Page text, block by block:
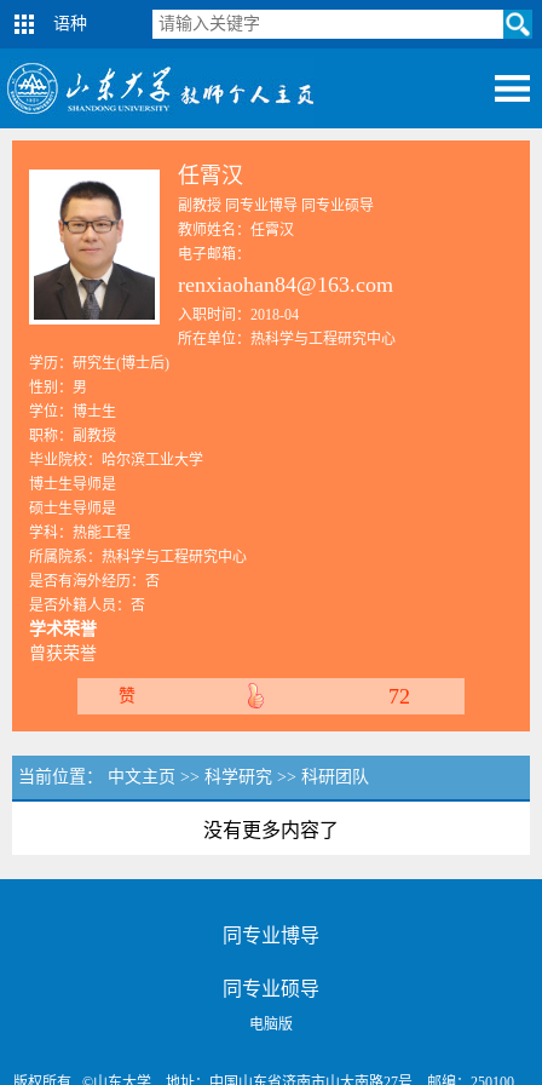
语种
任霄汉
副教授 同专业博导 同专业硕导
教师姓名：任霄汉
电子邮箱：
renxiaohan84@163.com
入职时间：2018-04
所在单位：热科学与工程研究中心
学历：研究生(博士后)
性别：男
学位：博士生
职称：副教授
毕业院校：哈尔滨工业大学
博士生导师是
硕士生导师是
学科：热能工程
所属院系：热科学与工程研究中心
是否有海外经历：否
是否外籍人员：否
学术荣誉
曾获荣誉
赞 72
当前位置： 中文主页 >> 科学研究 >> 科研团队
没有更多内容了
同专业博导
同专业硕导
电脑版